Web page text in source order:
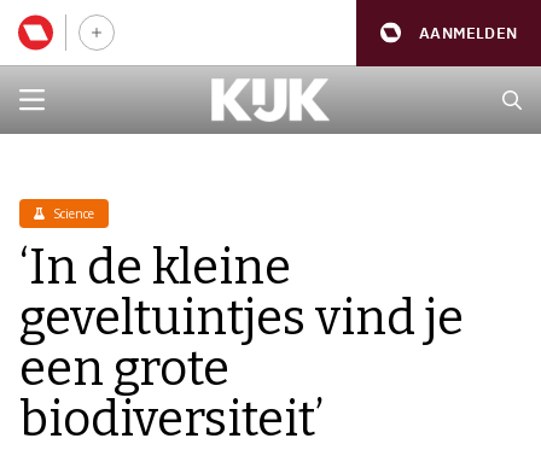
AANMELDEN
Science
‘In de kleine
geveltuintjes vind je
een grote
biodiversiteit’